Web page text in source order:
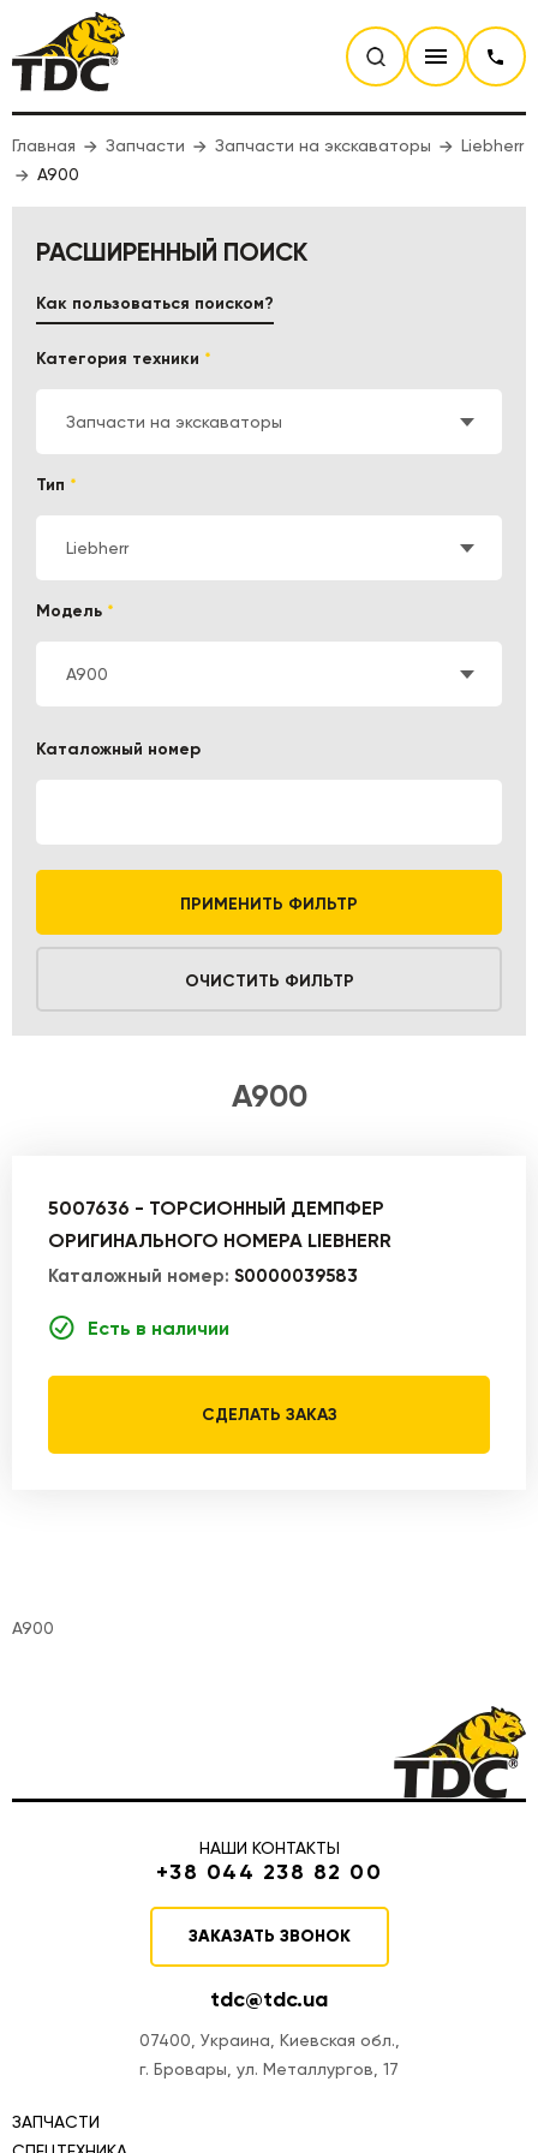
Главная Запчасти Запчасти на экскаваторы
Liebherr
A900
РАСШИРЕННЫЙ ПОИСК
Категория техники *
Запчасти на экскаваторы
Тип *
Liebherr
Модель *
A900
Каталожный номер
ПРИМЕНИТЬ ФИЛЬТР
ОЧИСТИТЬ ФИЛЬТР
Как пользоваться поиском?
A900
5007636 - ТОРСИОННЫЙ ДЕМПФЕР
ОРИГИНАЛЬНОГО НОМЕРА LIEBHERR
Каталожный номер: S0000039583
Есть в наличии
СДЕЛАТЬ ЗАКАЗ
A900
ЗАПЧАСТИ
НАШИ КОНТАКТЫ
+38 044 238 82 00
ЗАКАЗАТЬ ЗВОНОК
tdc@tdc.ua
07400, Украина, Киевская обл.,
г. Бровары, ул. Металлургов, 17